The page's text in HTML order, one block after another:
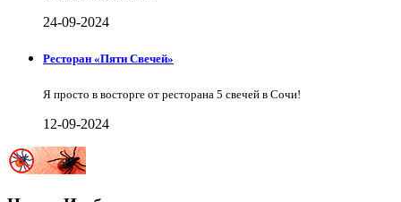
24-09-2024
Ресторан «Пяти Свечей»
Я просто в восторге от ресторана 5 свечей в Сочи!
12-09-2024